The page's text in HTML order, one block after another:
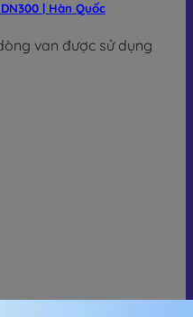
| Hàn Quốc
van được sử dụng